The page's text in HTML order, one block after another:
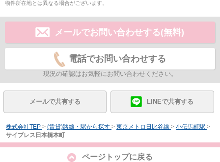
物件所在地とは異なる場合がございます。
メールでお問い合わせする(無料)
電話でお問い合わせする
現況の確認はお気軽にお問い合わせください。
メールで共有する LINEで共有する
株式会社TEP > (賃貸)路線・駅から探す > 東京メトロ日比谷線 > 小伝馬町駅 >
サイプレス日本橋本町
ページトップに戻る